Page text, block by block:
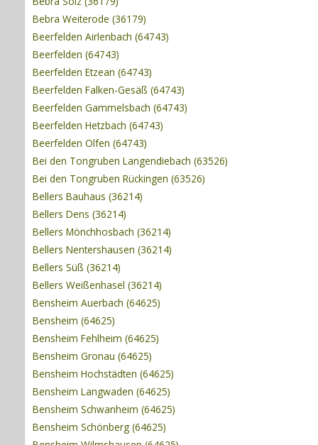
Bebra Weiterode (36179)
Beerfelden Airlenbach (64743)
Beerfelden (64743)
Beerfelden Etzean (64743)
Beerfelden Falken-Gesäß (64743)
Beerfelden Gammelsbach (64743)
Beerfelden Hetzbach (64743)
Beerfelden Olfen (64743)
Bei den Tongruben Langendiebach (63526)
Bei den Tongruben Rückingen (63526)
Bellers Bauhaus (36214)
Bellers Dens (36214)
Bellers Mönchhosbach (36214)
Bellers Nentershausen (36214)
Bellers Süß (36214)
Bellers Weißenhasel (36214)
Bensheim Auerbach (64625)
Bensheim (64625)
Bensheim Fehlheim (64625)
Bensheim Gronau (64625)
Bensheim Hochstädten (64625)
Bensheim Langwaden (64625)
Bensheim Schwanheim (64625)
Bensheim Schönberg (64625)